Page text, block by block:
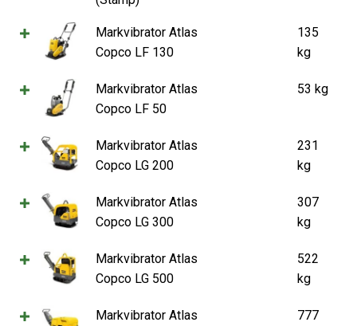
Markvibrator Atlas
Copco LF 130
135
kg
Markvibrator Atlas
Copco LF 50
53 kg
Markvibrator Atlas
Copco LG 200
231
kg
Markvibrator Atlas
Copco LG 300
307
kg
Markvibrator Atlas
Copco LG 500
522
kg
Markvibrator Atlas
777